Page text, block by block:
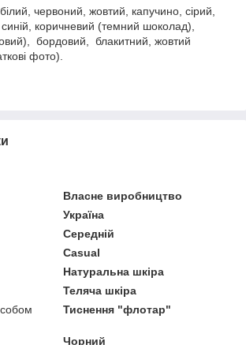
червоний, жовтий, капучино, сірий,
коричневий (темний шоколад),
бордовий, блакитний, жовтий
фото).
Власне виробництво
Україна
Середній
Casual
Натуральна шкіра
Теляча шкіра
Тиснення "флотар"
Чорний